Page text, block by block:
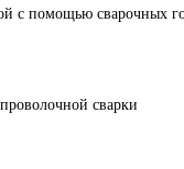
с помощью сварочных
сварки